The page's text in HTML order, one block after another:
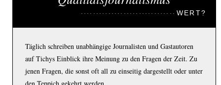
WERT?
Täglich schreiben unabhängige Journalisten und Gastautoren
auf Tichys Einblick ihre Meinung zu den Fragen der Zeit. Zu
jenen Fragen, die sonst oft all zu einseitig dargestellt oder unter